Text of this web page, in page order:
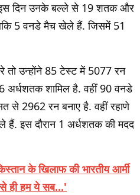
दिन उनके बल्ले से 19 शतक और
5 वनडे मैच खेले हैं. जिसमें 51
तो उन्होंने 85 टेस्ट में 5077 रन
शामिल है. वहीं 90 वनडे
से 2962 रन बनाए है. वहीं रहाणे
हैं. इस दौरान 1 अर्धशतक की मदद
के खिलाफ की भारतीय आर्मी
ही हम ये सब...'